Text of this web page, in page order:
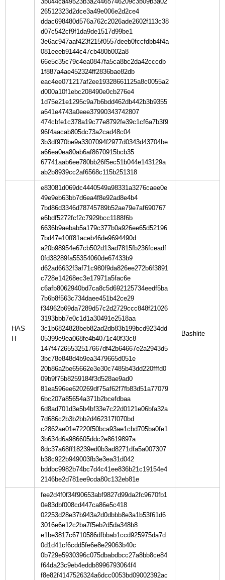
26512323d2dce3a49e006e2d2ce4
ddac698480d576a762c2026ade2602f113c38
d07c542cf9f1da9de1517d99be1
3e6ac947aaf423f215f0557deeb0fccfdbb4f4a
081eeeb9144c47cb480b002a8
66e5c35c79c4ea0847fa5ca8bc2da42cccdb
1f887a4ae452324ff2836bae82db
eac4ee071217af2ee19328661125a8c0055a2
d000a10f1ebc208490e0cb276e4
1d75e21e1295c9a7b6bdd462db442b3b9355
a641e4743a0eee37990343742807
474cbfe1c378a19c77e8792fe39c1cf6a7b3f9
96f4aacab805dc73a2cad48c04
3b3df970be9a3307094f2977d0343d43704be
a66ea0ea80ab6af8670915bcb35
67741aab6ee780bb26f5ec51b044e143129a
ab2b8939cc2af6568c115b251318
HAS
H
e83081d069dc4440549a98331a3276caee0e
49e9eb63bb7d6ea4f8e92ad8e4b4
7bd86d3346d78745789b52ae79e7af690767
e6bdf5272fcf2c7929bcc1188f6b
6636b9aebab5a179c377b0a926ee65d52196
7bd47e10ff81aceb46de9694490d
a20b98954e67cb502d13ad7815fb236fceadf
0fd38289fa55354060de67433b9
d62ad6632f3af71c980f9da826ee272b6f3891
c728e14268ec3e17971a5fac6e
c6afb8062940bd7ca8c5d692125734eedf5ba
7b6b8f563c734daee451b42ce29
f34962b69da7289d57c2d2729ccc848f21026
3193bbb7e0c1d1a30491e2518aa
3c1b6824828beb82ad2db83b199bcd9234dd
05399e9ea068fe4b4071c40f33c8
147f47265532517667df42b64667e2a2943d5
3bc78e848d4b9ea3479665d051e
20b86a2be65662e3e30c7485b43dd220fffd0
09b9f75b8259184f3d528ae9ad0
81ea596ee620269df75af62f7fb83d51a77079
6bc207a85654a371b2bcefdbaa
6d8ad701d3e5b4bf33e7c22d0121e06bfa32a
7d686c2b3b2bb2d462317f070bd
c2862ae01e7220f50bca93ae1cbd705ba0fe1
3b634d6a986605ddc2e8619897a
8dc37a68ff18239ed0b3ad8271dfa5a007307
b38c922b949003fb3e3ea31d042
bddbc9982b74bc7d4c41ee836b21c19154e4
2146be2d781ee9cda80c132eb81e
fee2d4f0f34f90653abf9827d99da2fc9670fb1
0e83dbf008cd447ca86e5c418
02253d28e37b943a2d0dbbb8e3a1b53f61d6
3016e6e12c2ba7f5eb2d5da348b8
e1be3817c6710586dfbbab1ccd925975da7d
0d1d41cf6cdd5fe6e8e29063b40c
0b729e5930396c075dbabdbcc27a8bb8ce84
f64da23c9eb4eddb8996793064f4
f8e82f4147526324a6dcc0053bd09002392ac